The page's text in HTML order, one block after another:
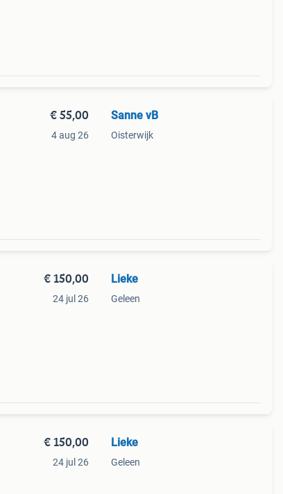
€ 55,00
4 aug 26
Sanne vB
Oisterwijk
€ 150,00
24 jul 26
Lieke
Geleen
€ 150,00
24 jul 26
Lieke
Geleen